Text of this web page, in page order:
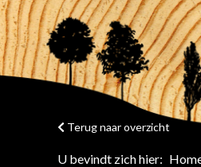
U bevindt zich hier:
Terug naar overzicht